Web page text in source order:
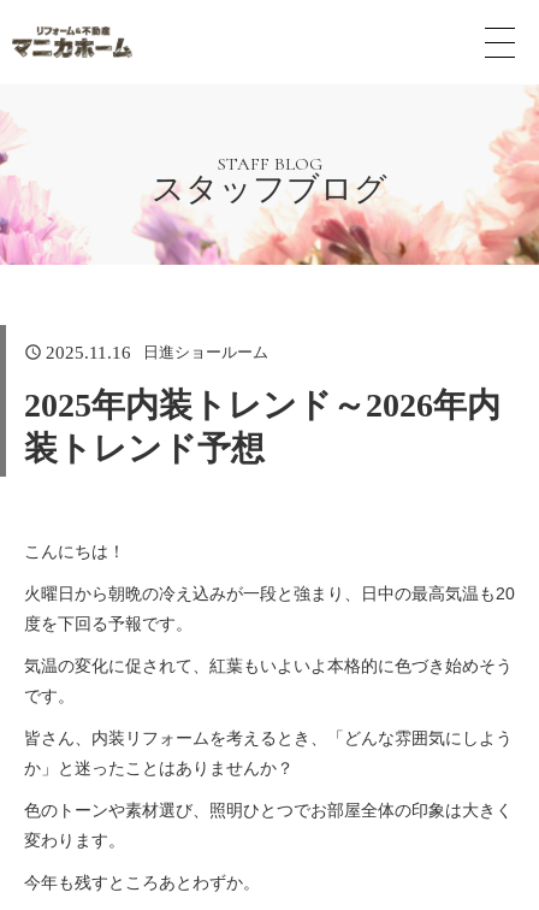
メ
ボ
タ
ン
STAFF BLOG
スタッフブログ
2025.11.16 日進ショールーム
2025年内装トレンド～2026年内
装トレンド予想
こんにちは！
火曜日から朝晩の冷え込みが一段と強まり、日中の最高気温も20
度を下回る予報です。
気温の変化に促されて、紅葉もいよいよ本格的に色づき始めそう
です。
皆さん、内装リフォームを考えるとき、「どんな雰囲気にしよう
か」と迷ったことはありませんか？
色のトーンや素材選び、照明ひとつでお部屋全体の印象は大きく
変わります。
今年も残すところあとわずか。